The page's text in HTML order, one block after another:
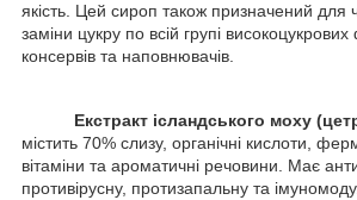
якість. Цей сироп також призначений для
заміни цукру по всій групі
консервів та наповнювачів.
Екстракт ісландського моху
містить 70% слизу, органічні кислоти,
вітаміни та ароматичні речовини. Має
противірусну, протизапальну та